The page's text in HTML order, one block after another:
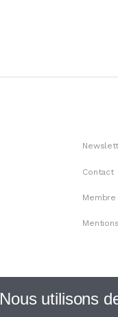
Contact
Membre
Nous utilisons